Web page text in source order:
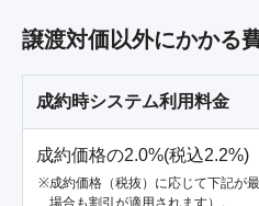
譲渡対価以外にかかる
成約時システム利用料金
成約価格の2.0%(税込2.2%)
成約価格（税抜）に応じて下記が